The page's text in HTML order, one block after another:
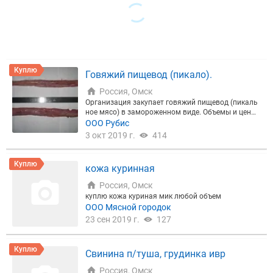
Куплю Говяжий пищевод (пикало).
Россия, Омск
Организация закупает говяжий пищевод (пикаль
ное мясо) в замороженном виде. Объемы и цены,
обсуждаются индивидуально.
ООО Рубис
3 окт 2019 г.
414
Куплю кожа куринная
Россия, Омск
куплю кожа куриная мик любой объем
ООО Мясной городок
23 сен 2019 г.
127
Куплю Свинина п/туша, грудинка ивр
Россия, Омск